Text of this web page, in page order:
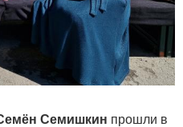
Семишкин прошли в